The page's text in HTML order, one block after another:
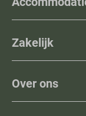
Zakelijk
Over ons